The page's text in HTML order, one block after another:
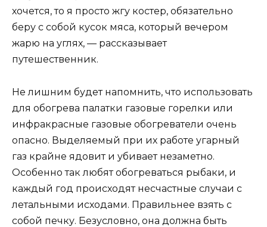
хочется, то я просто жгу костер, обязательно
беру с собой кусок мяса, который вечером
жарю на углях, — рассказывает
путешественник.
Не лишним будет напомнить, что использовать
для обогрева палатки газовые горелки или
инфракрасные газовые обогреватели очень
опасно. Выделяемый при их работе угарный
газ крайне ядовит и убивает незаметно.
Особенно так любят обогреваться рыбаки, и
каждый год происходят несчастные случаи с
летальными исходами. Правильнее взять с
собой печку. Безусловно, она должна быть